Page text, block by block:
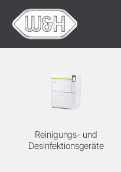
Reinigungs- und
Desinfektionsgeräte